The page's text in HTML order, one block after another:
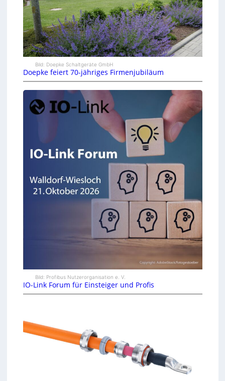
Bild: Doepke Schaltgeräte GmbH
Doepke feiert 70-jähriges Firmenjubiläum
Bild: Profibus Nutzerorganisation e. V.
IO-Link Forum für Einsteiger und Profis